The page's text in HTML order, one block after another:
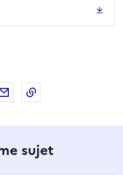
X (anciennement Twitter)
sur LinkedIn
Partager par email
sujet